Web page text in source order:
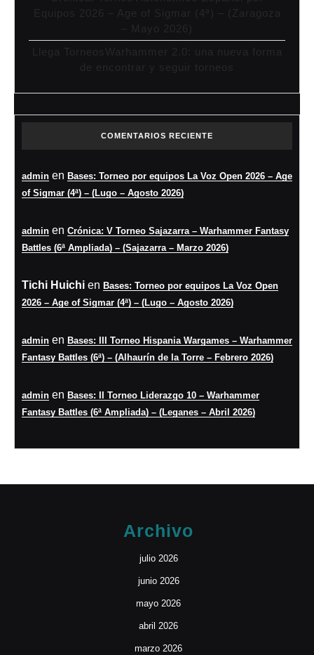
Equipos 2026 – Age of Sigmar (4ª) – (Zaragoza
– Mayo 2026)
Llega TorneosWarhammer 2.0: una nueva forma
de encontrar y seguir torneos
COMENTARIOS RECIENTE
admin en Bases: Torneo por equipos La Voz Open 2026 – Age
of Sigmar (4ª) – (Lugo – Agosto 2026)
admin en Crónica: V Torneo Sajazarra – Warhammer Fantasy
Battles (6ª Ampliada) – (Sajazarra – Marzo 2026)
Tichi Huichi en Bases: Torneo por equipos La Voz Open
2026 – Age of Sigmar (4ª) – (Lugo – Agosto 2026)
admin en Bases: III Torneo Hispania Wargames – Warhammer
Fantasy Battles (6ª) – (Alhaurín de la Torre – Febrero 2026)
admin en Bases: II Torneo Liderazgo 10 – Warhammer
Fantasy Battles (6ª Ampliada) – (Leganes – Abril 2026)
Archivo
julio 2026
junio 2026
mayo 2026
abril 2026
marzo 2026